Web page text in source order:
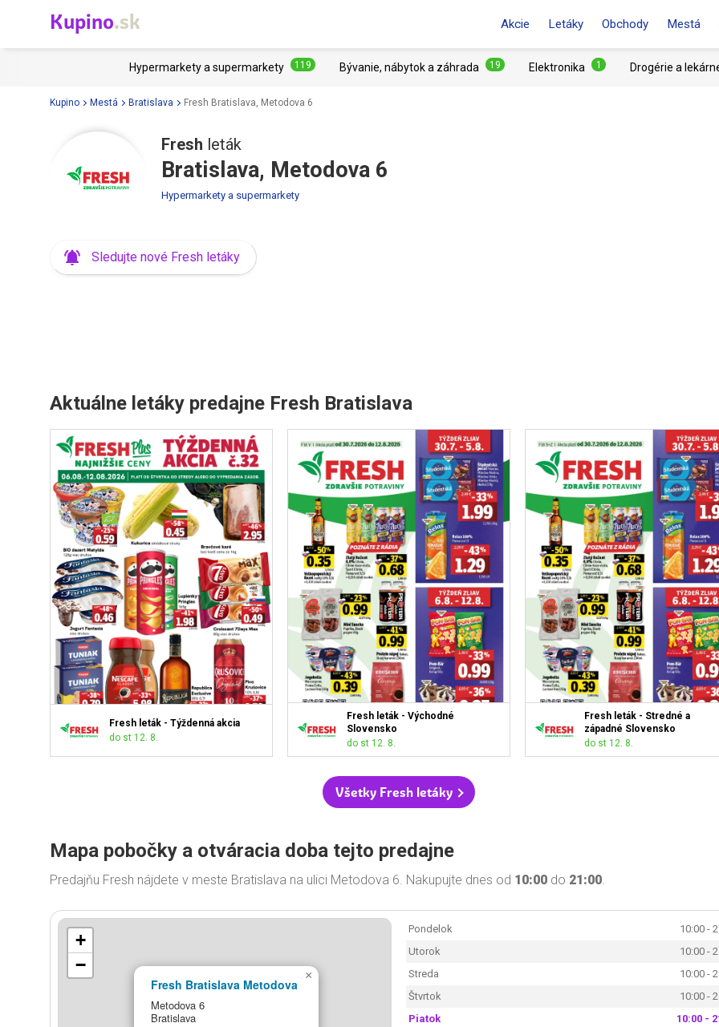
Kupino.sk Akcie Letáky Obchody Mestá
Hypermarkety a supermarkety 119 Bývanie, nábytok a záhrada 19 Elektronika 1 Drogérie a
Kupino Mestá Bratislava Fresh Bratislava, Metodova 6
Fresh leták
Bratislava, Metodova 6
Hypermarkety a supermarkety
Sledujte nové Fresh letáky
Aktuálne letáky predajne Fresh Bratislava
Fresh leták - Týždenná akcia
do st 12. 8.
Fresh leták - Východné
Slovensko
do st 12. 8.
Fresh leták - Stredné a
západné Slovensko
do st 12. 8.
Všetky Fresh letáky
Mapa pobočky a otváracia doba tejto predajne
Predajňu Fresh nájdete v meste Bratislava na ulici Metodova 6. Nakupujte dnes od 10:00 do 21:00.
Fresh Bratislava Metodova
Metodova 6
Bratislava
×
+
−
Pondelok
10:00 -
Utorok
10:00 -
Streda
10:00 -
Štvrtok
10:00 -
Piatok
10:00 -